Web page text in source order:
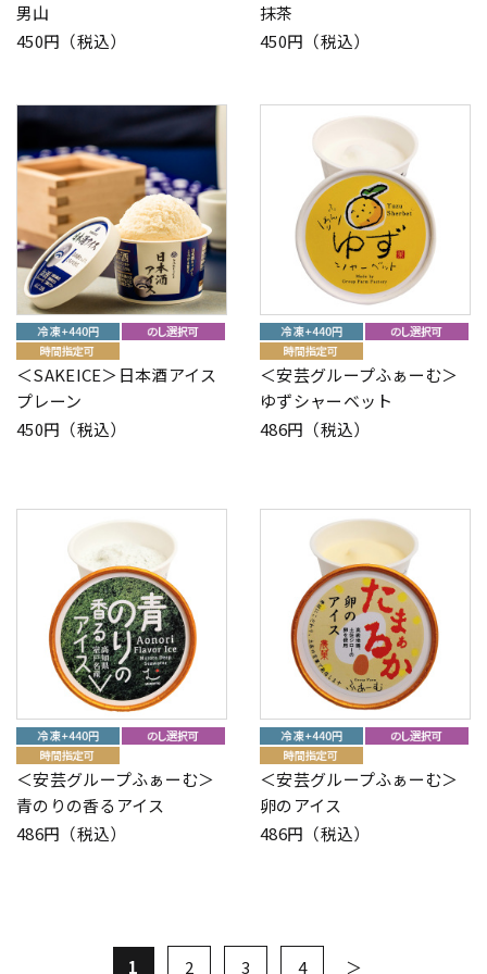
男山
450円（税込）
抹茶
450円（税込）
＜SAKEICE＞日本酒アイス
プレーン
450円（税込）
＜安芸グループふぁーむ＞
ゆずシャーベット
486円（税込）
＜安芸グループふぁーむ＞
青のりの香るアイス
486円（税込）
＜安芸グループふぁーむ＞
卵のアイス
486円（税込）
1 2 3 4